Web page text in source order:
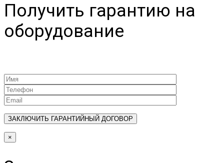
Получить гарантию на
оборудование
×